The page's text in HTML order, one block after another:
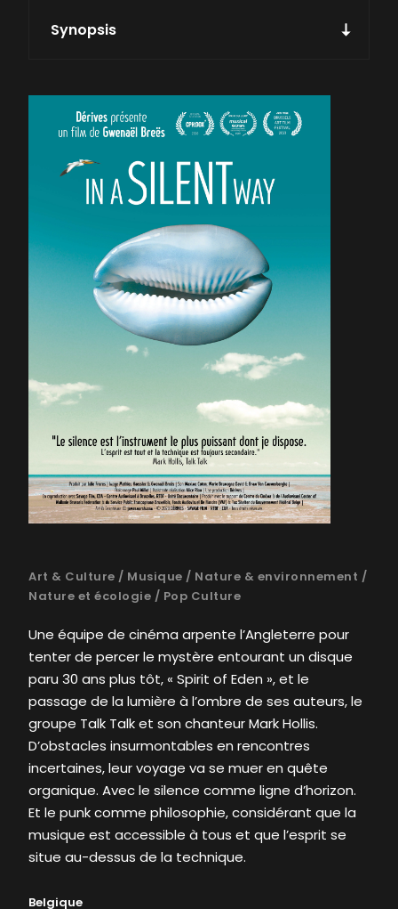
Synopsis
Art & Culture / Musique / Nature & environnement /
Nature et écologie / Pop Culture
Une équipe de cinéma arpente l’Angleterre pour
tenter de percer le mystère entourant un disque
paru 30 ans plus tôt, « Spirit of Eden », et le
passage de la lumière à l’ombre de ses auteurs, le
groupe Talk Talk et son chanteur Mark Hollis.
D’obstacles insurmontables en rencontres
incertaines, leur voyage va se muer en quête
organique. Avec le silence comme ligne d’horizon.
Et le punk comme philosophie, considérant que la
musique est accessible à tous et que l’esprit se
situe au-dessus de la technique.
Belgique